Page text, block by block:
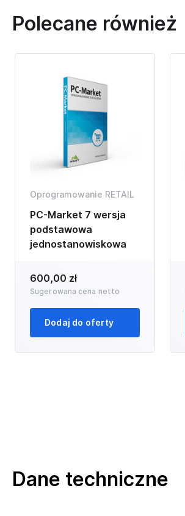
Polecane również
Oprogramowanie RETAIL
PC-Market 7 wersja
podstawowa
jednostanowiskowa
600,00 zł
Sugerowana cena netto
Dodaj do oferty
Dane techniczne